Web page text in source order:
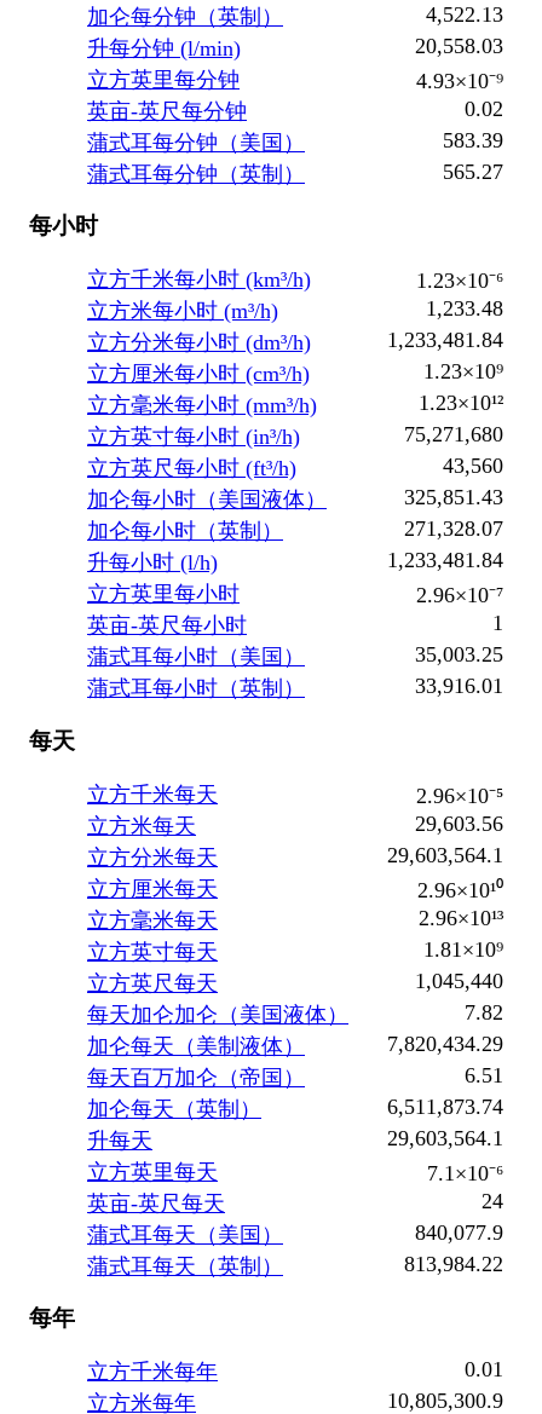
加仑每分钟（英制）
4,522.13
升每分钟 (l/min)
20,558.03
立方英里每分钟
4.93×10⁻⁹
英亩-英尺每分钟
0.02
蒲式耳每分钟（美国）
583.39
蒲式耳每分钟（英制）
565.27
每小时
立方千米每小时 (km³/h)
1.23×10⁻⁶
立方米每小时 (m³/h)
1,233.48
立方分米每小时 (dm³/h)
1,233,481.84
立方厘米每小时 (cm³/h)
1.23×10⁹
立方毫米每小时 (mm³/h)
1.23×10¹²
立方英寸每小时 (in³/h)
75,271,680
立方英尺每小时 (ft³/h)
43,560
加仑每小时（美国液体）
325,851.43
加仑每小时（英制）
271,328.07
升每小时 (l/h)
1,233,481.84
立方英里每小时
2.96×10⁻⁷
英亩-英尺每小时
1
蒲式耳每小时（美国）
35,003.25
蒲式耳每小时（英制）
33,916.01
每天
立方千米每天
2.96×10⁻⁵
立方米每天
29,603.56
立方分米每天
29,603,564.1
立方厘米每天
2.96×10¹⁰
立方毫米每天
2.96×10¹³
立方英寸每天
1.81×10⁹
立方英尺每天
1,045,440
每天加仑加仑（美国液体）
7.82
加仑每天（美制液体）
7,820,434.29
每天百万加仑（帝国）
6.51
加仑每天（英制）
6,511,873.74
升每天
29,603,564.1
立方英里每天
7.1×10⁻⁶
英亩-英尺每天
24
蒲式耳每天（美国）
840,077.9
蒲式耳每天（英制）
813,984.22
每年
立方千米每年
0.01
立方米每年
10,805,300.9